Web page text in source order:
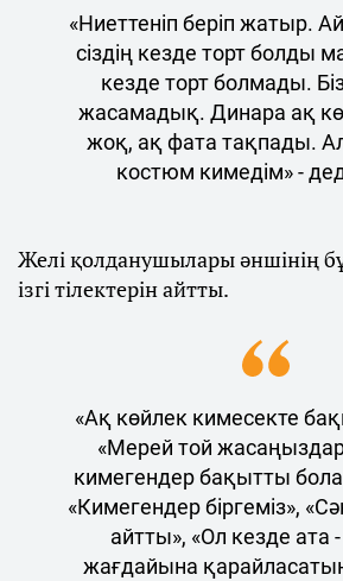
«Ниеттеніп беріп жатыр.
сіздің кезде торт болды
кезде торт болмады. Біз
жасамадық. Динара ақ
жоқ, ақ фата тақпады.
костюм кимедім» -
Желі қолданушылары әншінің
ізгі тілектерін айтты.
«Ақ көйлек кимесекте
«Мерей той
кимегендер бақытты
«Кимегендер біргеміз»,
айтты», «Ол кезде ата
жағдайына қарайласатын